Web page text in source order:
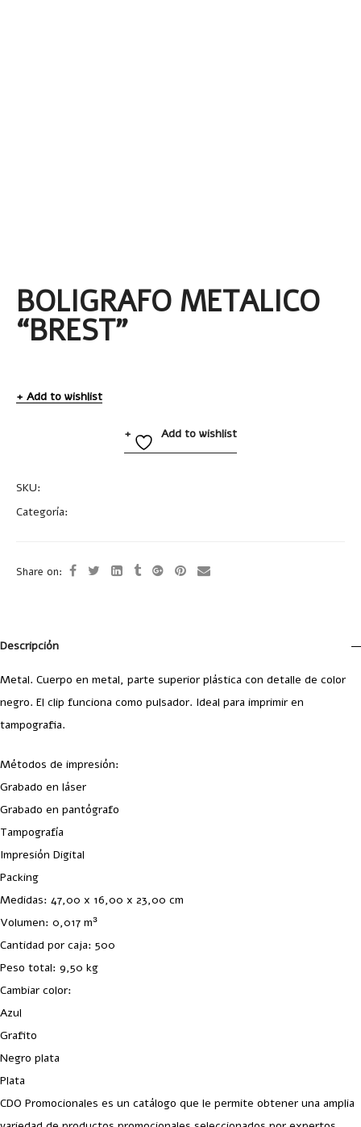
BOLIGRAFO METALICO
“BREST”
Add to wishlist
Add to wishlist
SKU:
Categoría:
Share on:
Descripción
Metal. Cuerpo en metal, parte superior plástica con detalle de color
negro. El clip funciona como pulsador. Ideal para imprimir en
tampografia.
Métodos de impresión:
Grabado en láser
Grabado en pantógrafo
Tampografía
Impresión Digital
Packing
Medidas: 47,00 x 16,00 x 23,00 cm
Volumen: 0,017 m³
Cantidad por caja: 500
Peso total: 9,50 kg
Cambiar color:
Azul
Grafito
Negro plata
Plata
CDO Promocionales es un catálogo que le permite obtener una amplia